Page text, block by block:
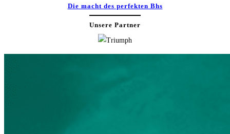
close
the
search
panel.
Die macht des perfekten Bhs
Unsere Partner